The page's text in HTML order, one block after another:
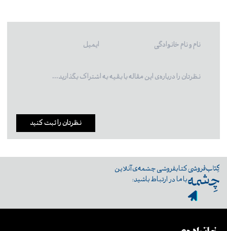
نظرتان را ثبت کنید
کتابفروشی چشمه‌ی آنلاین
با ما در ارتباط باشید: